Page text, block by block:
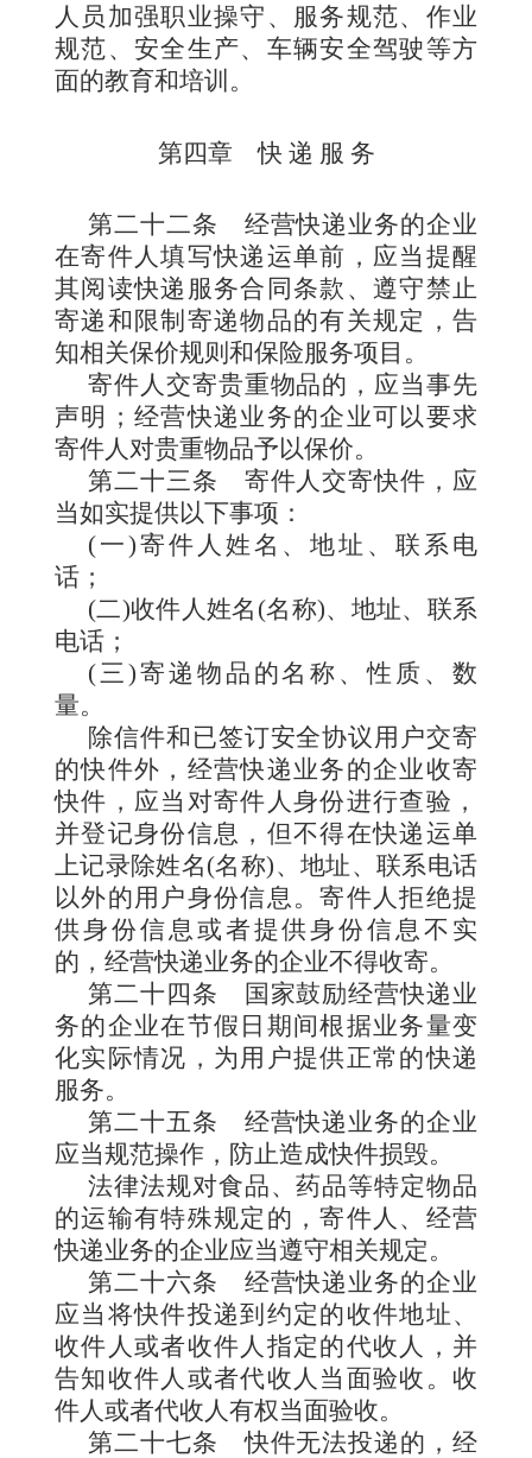
人员加强职业操守、服务规范、作业
规范、安全生产、车辆安全驾驶等方
面的教育和培训。
第四章 快 递 服 务
第二十二条 经营快递业务的企业
在寄件人填写快递运单前，应当提醒
其阅读快递服务合同条款、遵守禁止
寄递和限制寄递物品的有关规定，告
知相关保价规则和保险服务项目。
寄件人交寄贵重物品的，应当事先
声明；经营快递业务的企业可以要求
寄件人对贵重物品予以保价。
第二十三条 寄件人交寄快件，应
当如实提供以下事项：
(一)寄件人姓名、地址、联系电
话；
(二)收件人姓名(名称)、地址、联系
电话；
(三)寄递物品的名称、性质、数
量。
除信件和已签订安全协议用户交寄
的快件外，经营快递业务的企业收寄
快件，应当对寄件人身份进行查验，
并登记身份信息，但不得在快递运单
上记录除姓名(名称)、地址、联系电话
以外的用户身份信息。寄件人拒绝提
供身份信息或者提供身份信息不实
的，经营快递业务的企业不得收寄。
第二十四条
国家鼓励经营快递业
务的企业在节假日期间根据业务量变
化实际情况，为用户提供正常的快递
服务。
第二十五条 经营快递业务的企业
应当规范操作，防止造成快件损毁。
法律法规对食品、药品等特定物品
的运输有特殊规定的，寄件人、经营
快递业务的企业应当遵守相关规定。
第二十六条 经营快递业务的企业
应当将快件投递到约定的收件地址、
收件人或者收件人指定的代收人，并
告知收件人或者代收人当面验收。收
件人或者代收人有权当面验收。
第二十七条快件无法投递的，经